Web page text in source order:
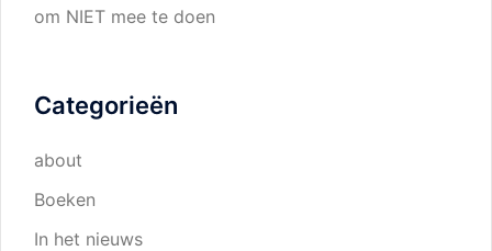
om NIET mee te doen
Categorieën
about
Boeken
In het nieuws